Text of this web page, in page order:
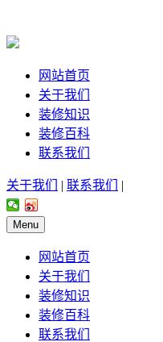
网站首页
关于我们
装修知识
装修百科
联系我们
关于我们 | 联系我们 |
Menu
网站首页
关于我们
装修知识
装修百科
联系我们